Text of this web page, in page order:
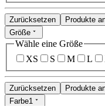
Zurücksetzen
Produkte
Größe
Wähle eine Größe
XS
S M L
Zurücksetzen
Produkte
Farbe1